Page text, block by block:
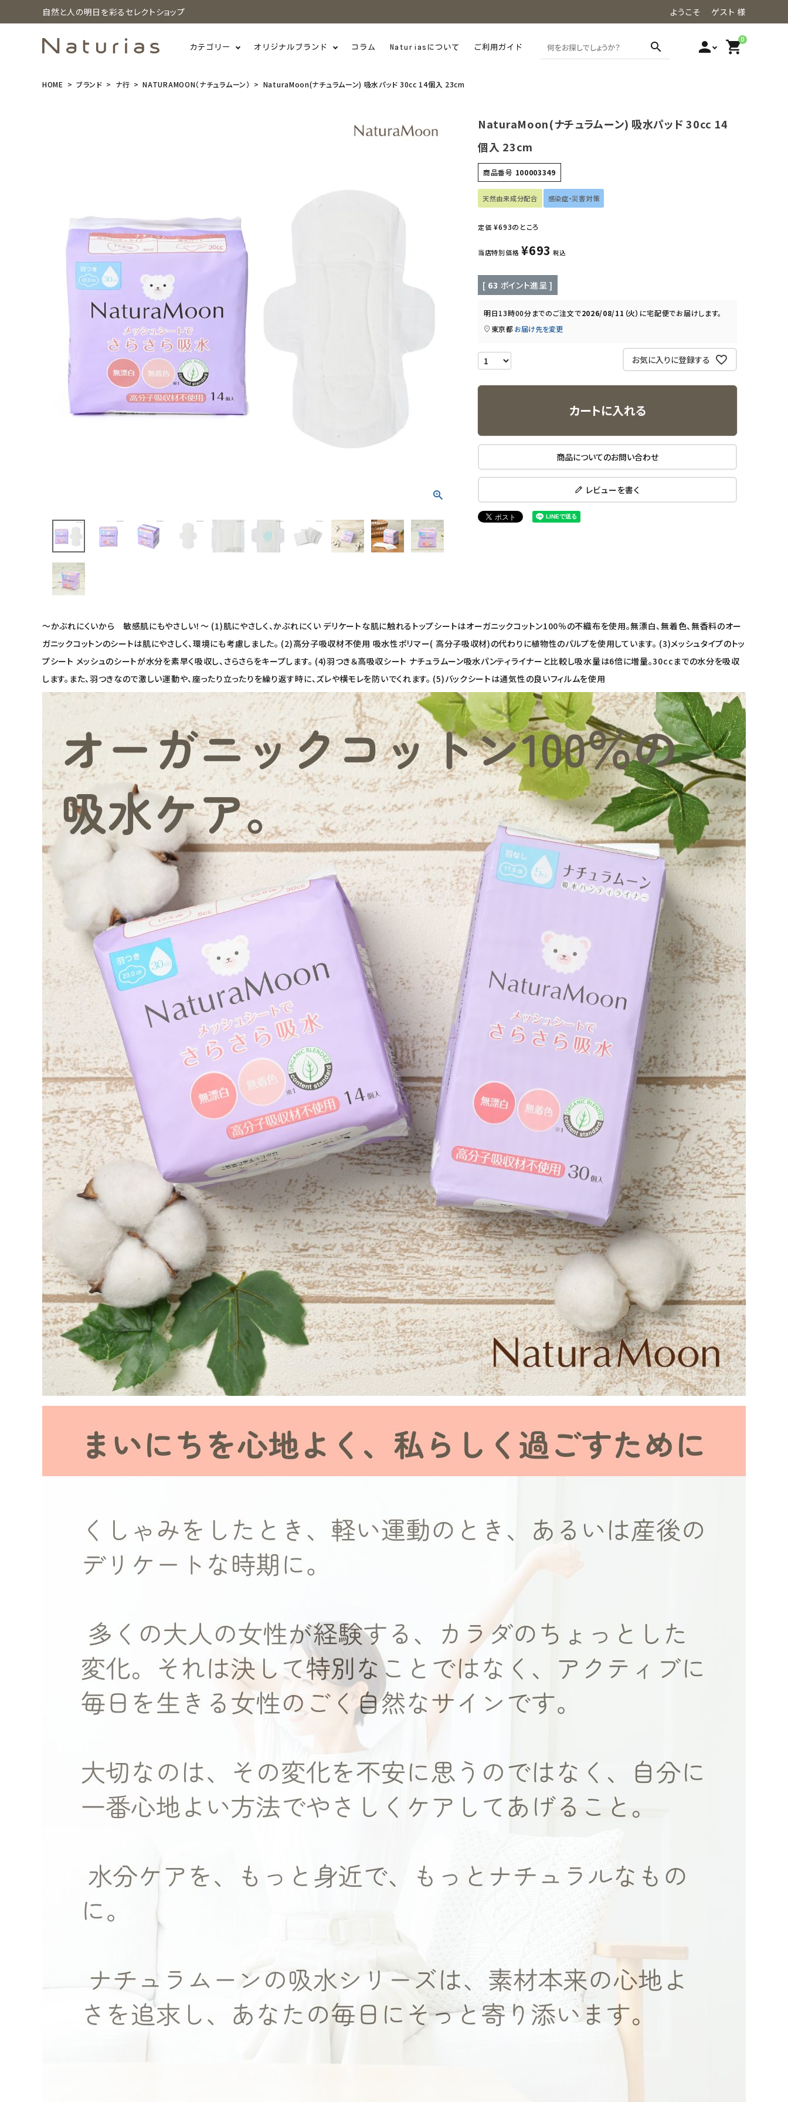
自然と人の明日を彩るセレクトショップ ようこそ ゲスト 様
カテゴリー オリジナルブランド コラム Naturiasについて ご利用ガイド search person 0
shopping_cart
カテゴリーから探す
美容・コスメ・香水
インナー・下着・ナイトウェア
キッズ・ベビー・マタニティ
キッチン用品
定期購入
オリジナルブランド
ナチュラムーン
エコリュクス
エコメイト
ナチュラプラス
アルマウィン
コラム・スタッフのおすすめ
ご利用ガイド等
アカウント情報
ようこそ ゲスト 様
会員登録
HOME ブランド ナ行 NATURAMOON（ナチュラムーン） NaturaMoon(ナチュラムーン) 吸水パッド 30cc 14個入 23cm
NaturaMoon(ナチュラムーン) 吸水パッド 30cc 14
個入 23cm
商品番号 100003349
天然由来成分配合 感染症・災害対策
定価 ¥693のところ
当店特別価格 ¥693 税込
[ 63 ポイント進呈 ]
明日13時00分までのご注文で2026/08/11（火） に宅配便でお届けします。
東京都 お届け先を変更
お気に入りに登録する
カートに入れる
商品についてのお問い合わせ
レビューを書く
～かぶれにくいから 敏感肌にもやさしい！～ (1)肌にやさしく、かぶれにくい デリケートな肌に触れるトップシートはオーガニックコットン100％の不織布を使用。無漂白、無着色、無香料のオー
ガニックコットンのシートは肌にやさしく、環境にも考慮しました。 (2)高分子吸収材不使用 吸水性ポリマー( 高分子吸収材)の代わりに植物性のパルプを使用しています。 (3)メッシュタイプのトッ
プシート メッシュのシートが水分を素早く吸収し、さらさらをキープします。 (4)羽つき＆高吸収シート ナチュラムーン吸水パンティライナーと比較し吸水量は6倍に増量。30ccまでの水分を吸収
します。また、羽つきなので激しい運動や、座ったり立ったりを繰り返す時に、ズレや横モレを防いでくれます。 (5)バックシートは通気性の良いフィルムを使用